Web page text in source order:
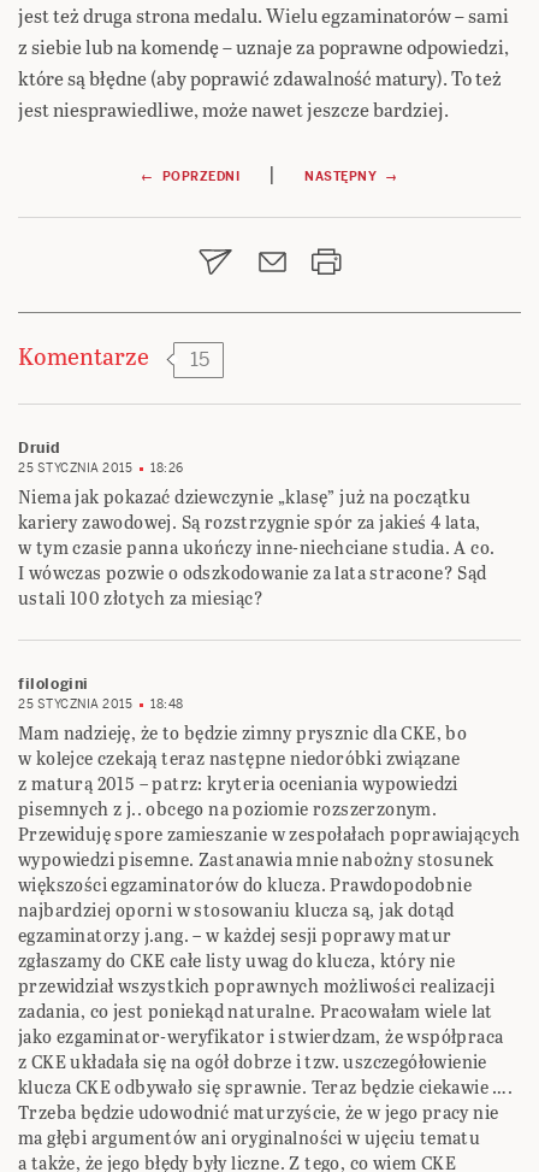
jest też druga strona medalu. Wielu egzaminatorów – sami
z siebie lub na komendę – uznaje za poprawne odpowiedzi,
które są błędne (aby poprawić zdawalność matury). To też
jest niesprawiedliwe, może nawet jeszcze bardziej.
Nawigacja
wpisu
← POPRZEDNI | NASTĘPNY →
Komentarze 15
Druid
25 STYCZNIA 2015 18:26
Niema jak pokazać dziewczynie „klasę” już na początku
kariery zawodowej. Są rozstrzygnie spór za jakieś 4 lata,
w tym czasie panna ukończy inne-niechciane studia. A co.
I wówczas pozwie o odszkodowanie za lata stracone? Sąd
ustali 100 złotych za miesiąc?
filologini
25 STYCZNIA 2015 18:48
Mam nadzieję, że to będzie zimny prysznic dla CKE, bo
w kolejce czekają teraz następne niedoróbki związane
z maturą 2015 – patrz: kryteria oceniania wypowiedzi
pisemnych z j.. obcego na poziomie rozszerzonym.
Przewiduję spore zamieszanie w zespołałach poprawiających
wypowiedzi pisemne. Zastanawia mnie nabożny stosunek
większości egzaminatorów do klucza. Prawdopodobnie
najbardziej oporni w stosowaniu klucza są, jak dotąd
egzaminatorzy j.ang. – w każdej sesji poprawy matur
zgłaszamy do CKE całe listy uwag do klucza, który nie
przewidział wszystkich poprawnych możliwości realizacji
zadania, co jest poniekąd naturalne. Pracowałam wiele lat
jako ezgaminator-weryfikator i stwierdzam, że współpraca
z CKE układała się na ogół dobrze i tzw. uszczegółowienie
klucza CKE odbywało się sprawnie. Teraz będzie ciekawie ….
Trzeba będzie udowodnić maturzyście, że w jego pracy nie
ma głębi argumentów ani oryginalności w ujęciu tematu
a także, że jego błędy były liczne. Z tego, co wiem CKE